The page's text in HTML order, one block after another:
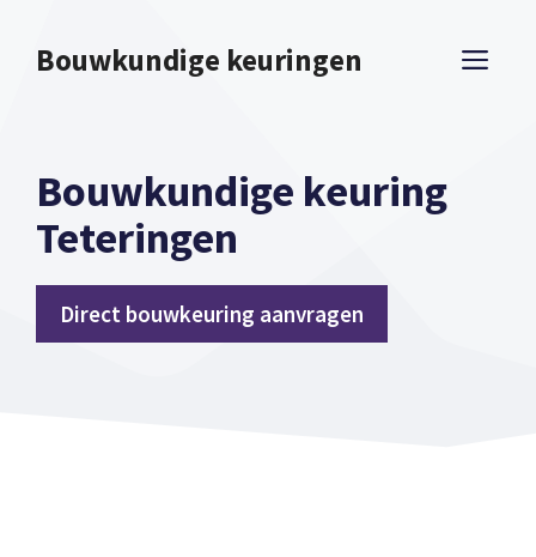
naarBouwkundige keuringen
Bouwkundige keuring
Teteringen
Direct bouwkeuring aanvragen